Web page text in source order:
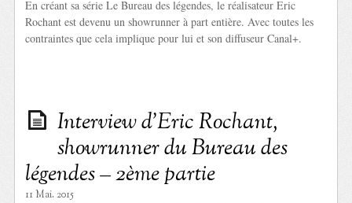
En créant sa série Le Bureau des légendes, le réalisateur Eric
Rochant est devenu un showrunner à part entière. Avec toutes les
contraintes que cela implique pour lui et son diffuseur Canal+.
Interview d’Eric Rochant,
showrunner du Bureau des
légendes – 2ème partie
11 Mai. 2015